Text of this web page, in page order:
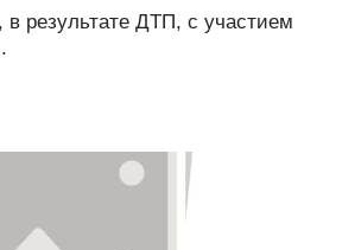
в результате ДТП, с участием